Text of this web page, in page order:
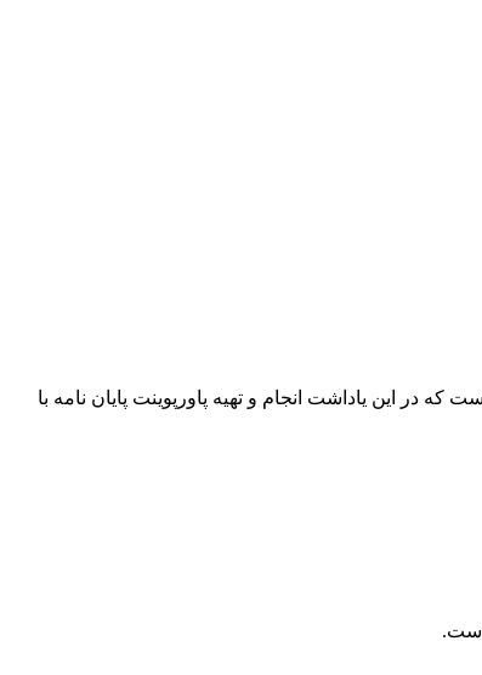
در این یاداشت انجام و تهیه پاورپوینت پایان نامه با